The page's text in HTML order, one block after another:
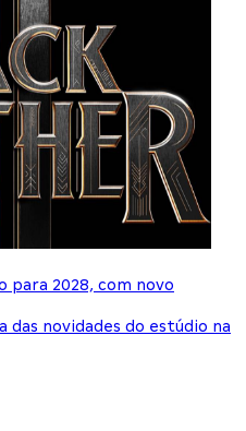
para 2028, com novo
das novidades do estúdio na